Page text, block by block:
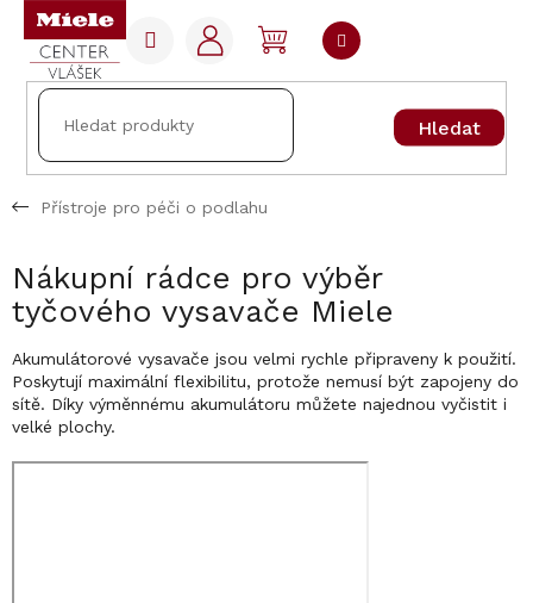
Přejít
obsah
Hledat
NÁKUPNÍ
KOŠÍK
Přístroje pro péči o podlahu
Nákupní rádce pro výběr
tyčového vysavače Miele
Akumulátorové vysavače jsou velmi rychle připraveny k použití.
Poskytují maximální flexibilitu, protože nemusí být zapojeny do
sítě. Díky výměnnému akumulátoru můžete najednou vyčistit i
velké plochy.